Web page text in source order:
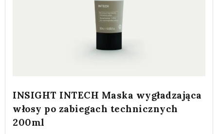
INSIGHT INTECH Maska wygładzająca
włosy po zabiegach technicznych
200ml